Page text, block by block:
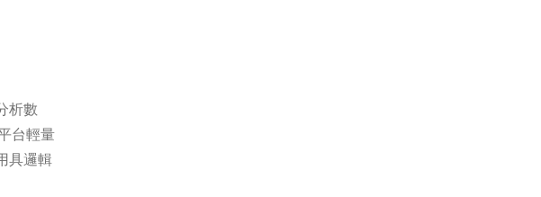
析數
台輕量
具邏輯